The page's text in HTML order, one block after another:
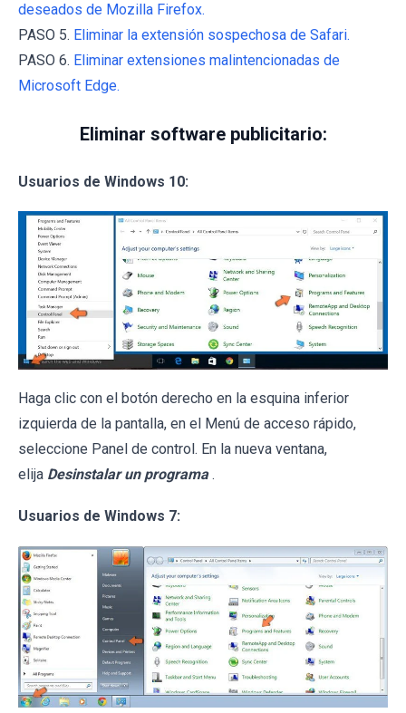
deseados de Mozilla Firefox.
PASO 5. Eliminar la extensión sospechosa de Safari.
PASO 6. Eliminar extensiones malintencionadas de
Microsoft Edge.
Eliminar software publicitario:
Usuarios de Windows 10:
Haga clic con el botón derecho en la esquina inferior
izquierda de la pantalla, en el Menú de acceso rápido,
seleccione Panel de control. En la nueva ventana,
elija Desinstalar un programa .
Usuarios de Windows 7: